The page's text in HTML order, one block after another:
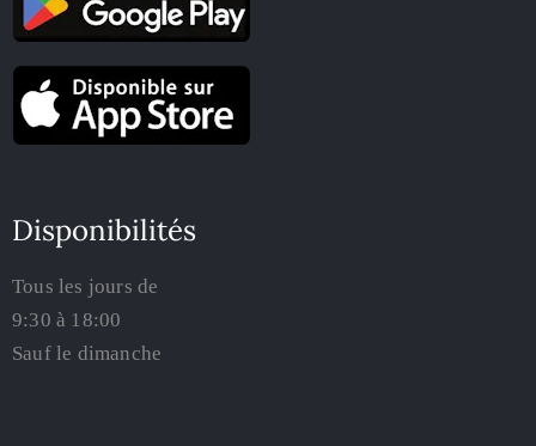
Disponibilités
Tous les jours de
9:30 à 18:00
Sauf le dimanche